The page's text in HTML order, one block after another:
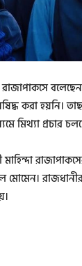
রাজাপাকসে
করা হয়নি।
মিথ্যা প্রচার
মাহিন্দা
মোমেন।